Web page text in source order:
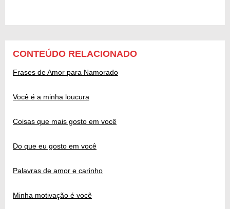
CONTEÚDO RELACIONADO
Frases de Amor para Namorado
Você é a minha loucura
Coisas que mais gosto em você
Do que eu gosto em você
Palavras de amor e carinho
Minha motivação é você